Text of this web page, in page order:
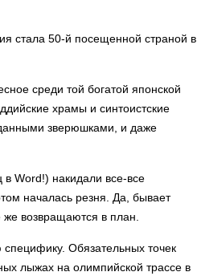
стала 50-й посещенной страной в
среди той богатой японской
храмы и синтоистские
зверюшками, и даже
в Word!) накидали все-все
началась резня. Да, бывает
же возвращаются в план.
Обязательных точек
лыжах на олимпийской трассе в